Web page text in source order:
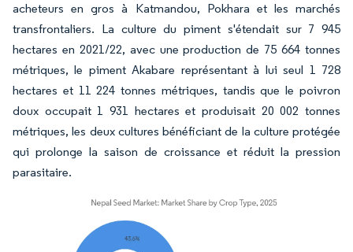
acheteurs en gros à Katmandou, Pokhara et les marchés
transfrontaliers. La culture du piment s'étendait sur 7 945
hectares en 2021/22, avec une production de 75 664 tonnes
métriques, le piment Akabare représentant à lui seul 1 728
hectares et 11 224 tonnes métriques, tandis que le poivron
doux occupait 1 931 hectares et produisait 20 002 tonnes
métriques, les deux cultures bénéficiant de la culture protégée
qui prolonge la saison de croissance et réduit la pression
parasitaire.